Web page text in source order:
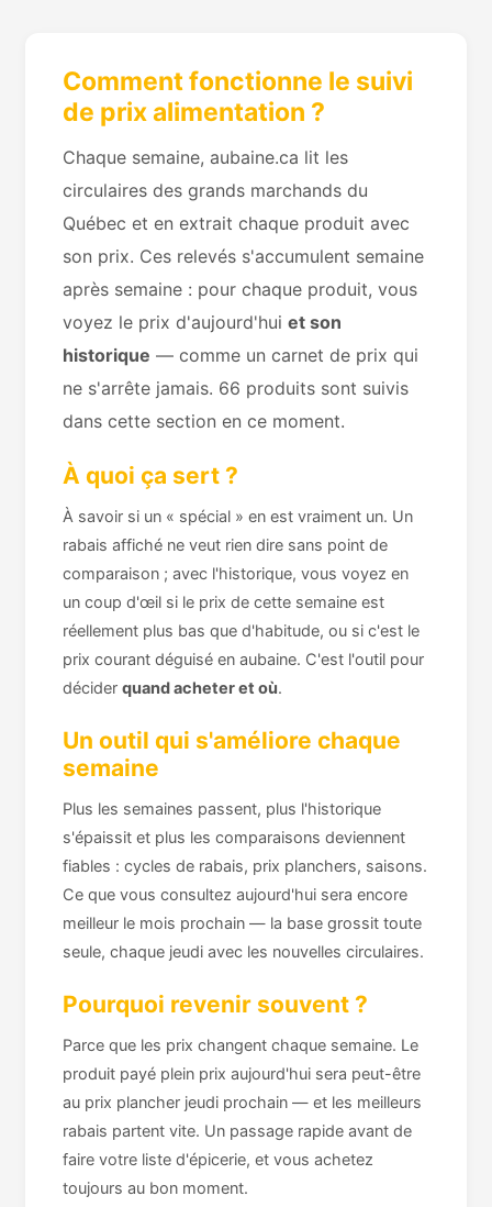
Comment fonctionne le suivi
de prix alimentation ?
Chaque semaine, aubaine.ca lit les
circulaires des grands marchands du
Québec et en extrait chaque produit avec
son prix. Ces relevés s'accumulent semaine
après semaine : pour chaque produit, vous
voyez le prix d'aujourd'hui et son
historique — comme un carnet de prix qui
ne s'arrête jamais. 66 produits sont suivis
dans cette section en ce moment.
À quoi ça sert ?
À savoir si un « spécial » en est vraiment un. Un
rabais affiché ne veut rien dire sans point de
comparaison ; avec l'historique, vous voyez en
un coup d'œil si le prix de cette semaine est
réellement plus bas que d'habitude, ou si c'est le
prix courant déguisé en aubaine. C'est l'outil pour
décider quand acheter et où.
Un outil qui s'améliore chaque
semaine
Plus les semaines passent, plus l'historique
s'épaissit et plus les comparaisons deviennent
fiables : cycles de rabais, prix planchers, saisons.
Ce que vous consultez aujourd'hui sera encore
meilleur le mois prochain — la base grossit toute
seule, chaque jeudi avec les nouvelles circulaires.
Pourquoi revenir souvent ?
Parce que les prix changent chaque semaine. Le
produit payé plein prix aujourd'hui sera peut-être
au prix plancher jeudi prochain — et les meilleurs
rabais partent vite. Un passage rapide avant de
faire votre liste d'épicerie, et vous achetez
toujours au bon moment.